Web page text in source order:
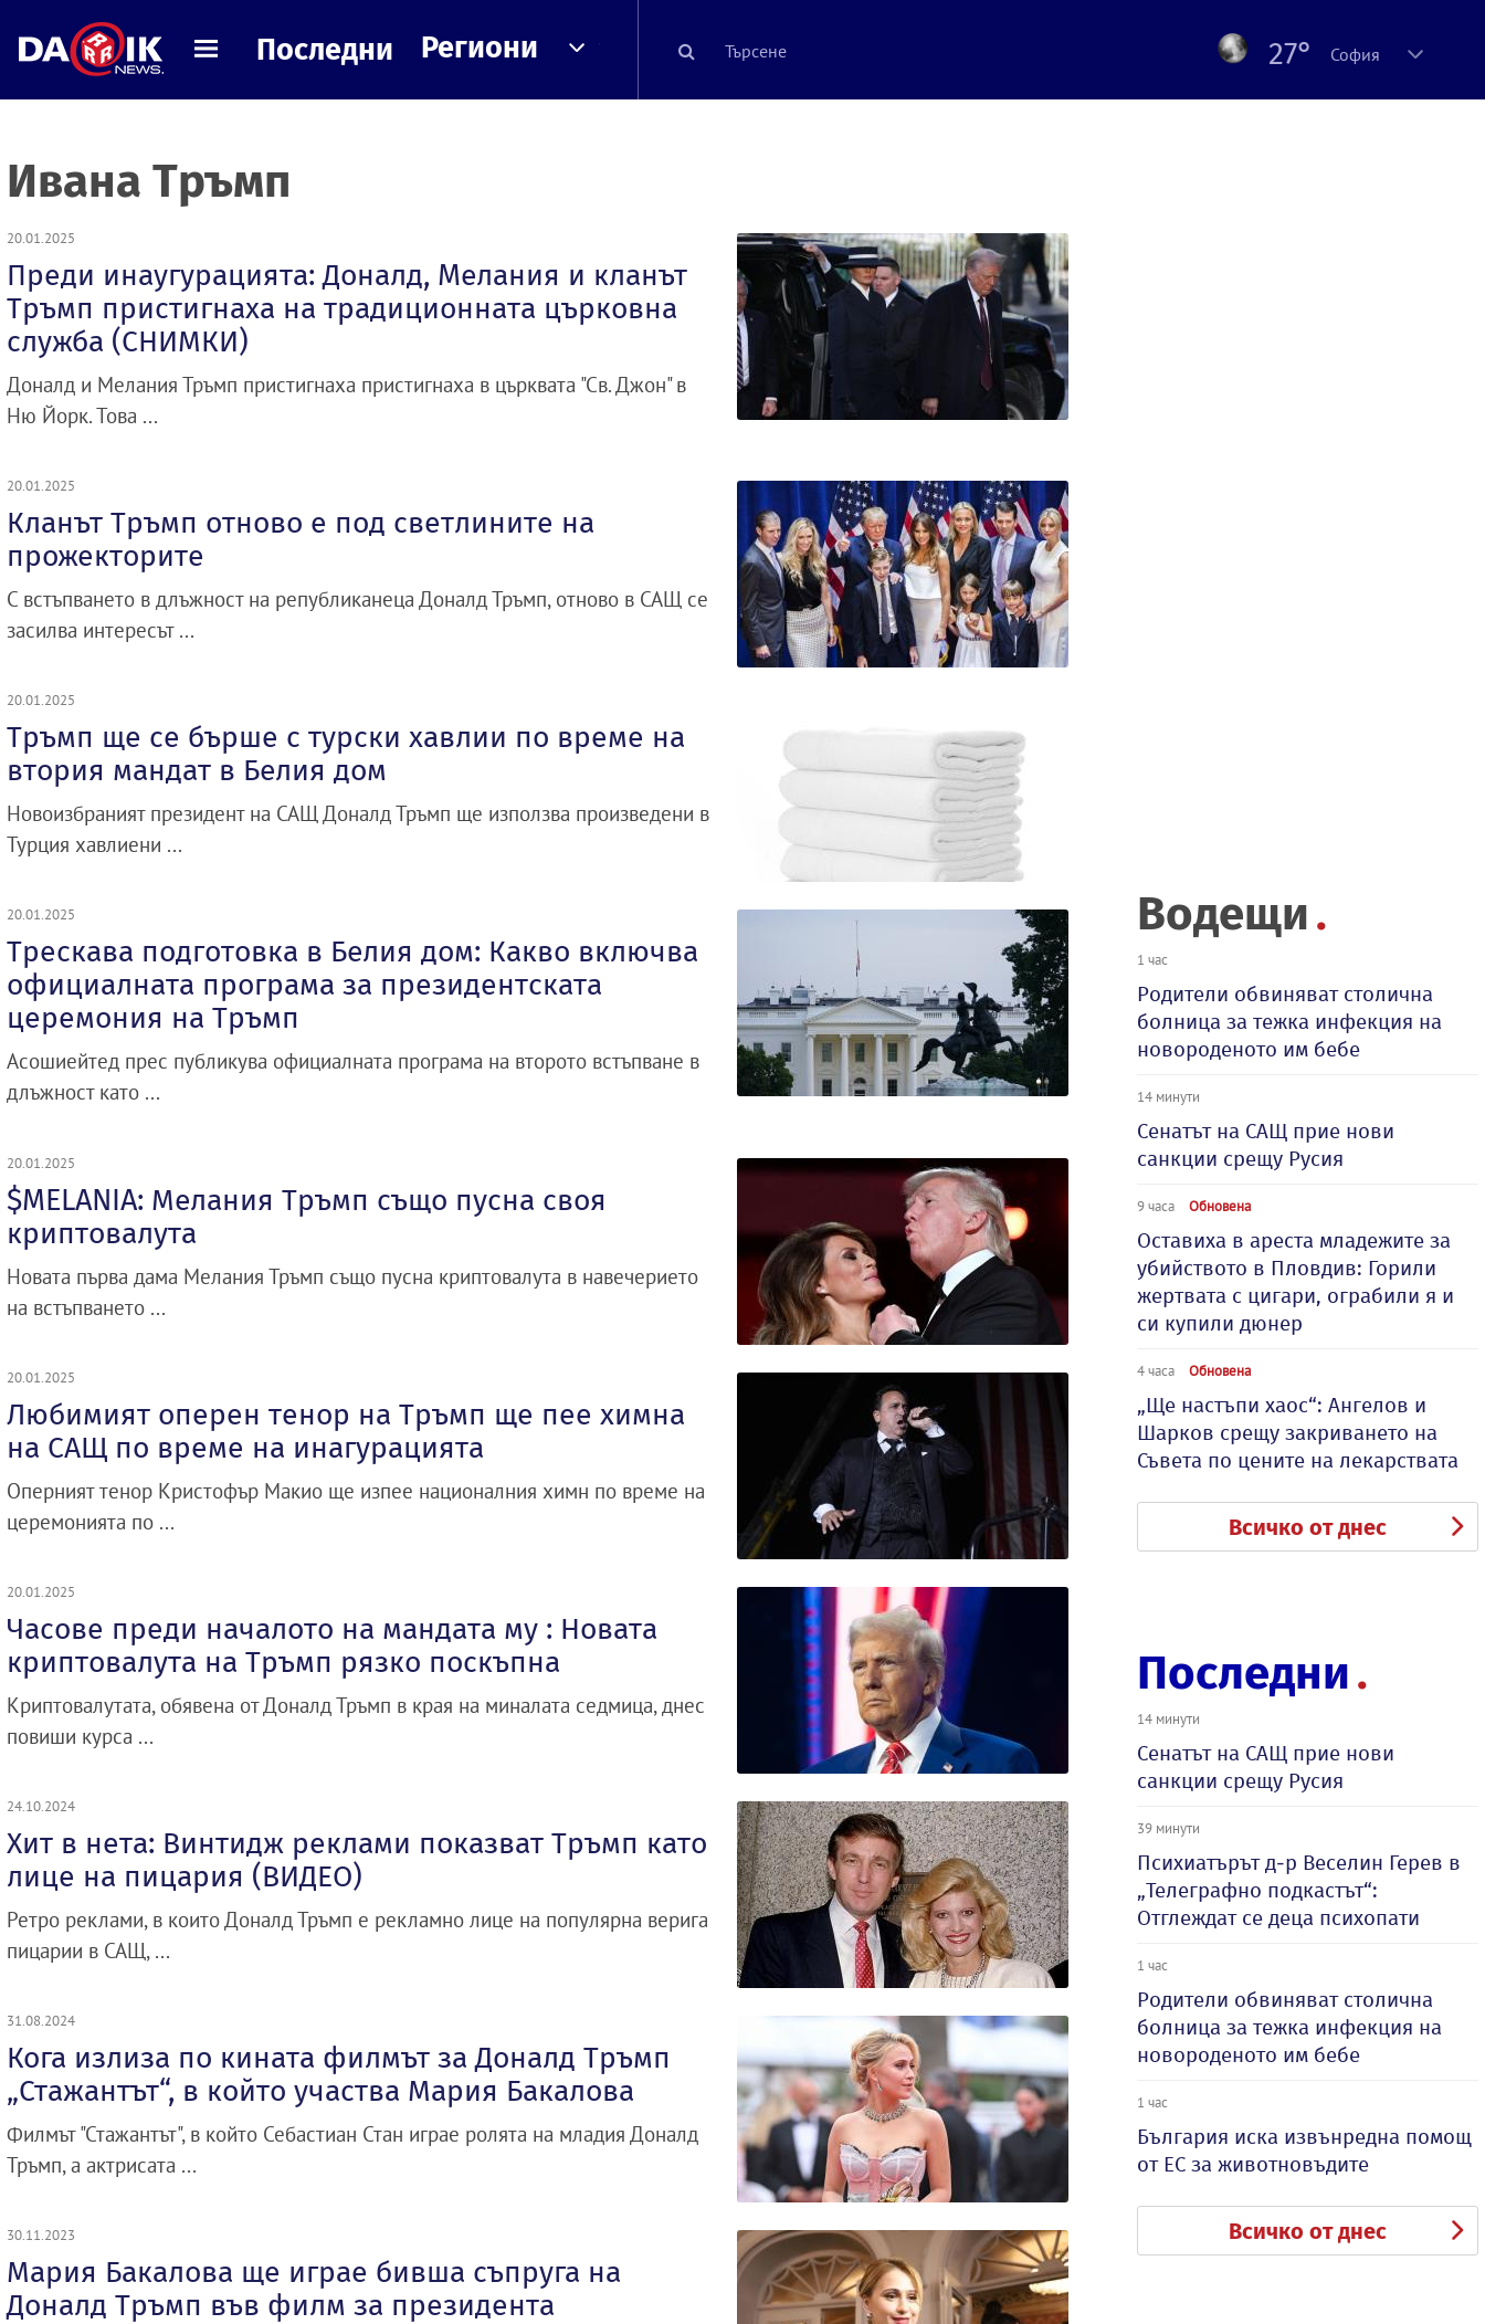
Последни Региони 27° София
Ивана Тръмп
20.01.2025
Преди инаугурацията: Доналд, Mелания и кланът
Тръмп пристигнаха на традиционната църковна
служба (СНИМКИ)
Доналд и Мелания Тръмп пристигнаха пристигнаха в църквата "Св. Джон" в
Ню Йорк. Това ...
20.01.2025
Кланът Тръмп отново е под светлините на
прожекторите
С встъпването в длъжност на републиканеца Доналд Тръмп, отново в САЩ се
засилва интересът ...
20.01.2025
Тръмп ще се бърше с турски хавлии по време на
втория мандат в Белия дом
Новоизбраният президент на САЩ Доналд Тръмп ще използва произведени в
Турция хавлиени ...
20.01.2025
Трескава подготовка в Белия дом: Какво включва
официалната програма за президентската
церемония на Тръмп
Асошиейтед прес публикува официалната програма на второто встъпване в
длъжност като ...
20.01.2025
$MELANIA: Мелания Тръмп също пусна своя
криптовалута
Новата първа дама Мелания Тръмп също пусна криптовалута в навечерието
на встъпването ...
20.01.2025
Любимият оперен тенор на Тръмп ще пее химна
на САЩ по време на инагурацията
Оперният тенор Кристофър Макио ще изпее националния химн по време на
церемонията по ...
20.01.2025
Часове преди началото на мандата му : Новата
криптовалута на Тръмп рязко поскъпна
Криптовалутата, обявена от Доналд Тръмп в края на миналата седмица, днес
повиши курса ...
24.10.2024
Хит в нета: Винтидж реклами показват Тръмп като
лице на пицария (ВИДЕО)
Ретро реклами, в които Доналд Тръмп е рекламно лице на популярна верига
пицарии в САЩ, ...
31.08.2024
Кога излиза по кината филмът за Доналд Тръмп
„Стажантът“, в който участва Мария Бакалова
Филмът "Стажантът", в който Себастиан Стан играе ролята на младия Доналд
Тръмп, а актрисата ...
30.11.2023
Мария Бакалова ще играе бивша съпруга на
Доналд Тръмп във филм за президента
Водещи
1 час
Родители обвиняват столична
болница за тежка инфекция на
новороденото им бебе
14 минути
Сенатът на САЩ прие нови
санкции срещу Русия
9 часа Обновена
Оставиха в ареста младежите за
убийството в Пловдив: Горили
жертвата с цигари, ограбили я и
си купили дюнер
4 часа Обновена
„Ще настъпи хаос“: Ангелов и
Шарков срещу закриването на
Съвета по цените на лекарствата
Всичко от днес
Последни
14 минути
Сенатът на САЩ прие нови
санкции срещу Русия
39 минути
Психиатърът д-р Веселин Герев в
„Телеграфно подкастът“:
Отглеждат се деца психопати
1 час
Родители обвиняват столична
болница за тежка инфекция на
новороденото им бебе
1 час
България иска извънредна помощ
от ЕС за животновъдите
Всичко от днес